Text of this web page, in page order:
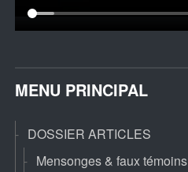
MENU PRINCIPAL
DOSSIER ARTICLES
Mensonges & faux témoins